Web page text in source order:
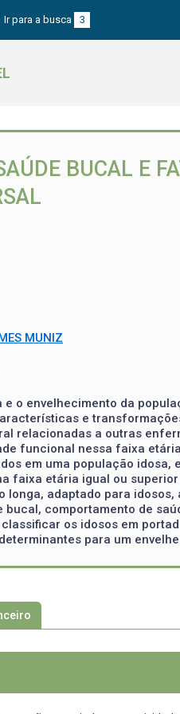
Ir para a busca 3
BUCAL E
MUNIZ
e o envelhecimento da
e
relacionadas a outras
funcional nessa faixa
em uma população idosa,
faixa etária igual ou
longa, adaptado para
bucal, comportamento de
os idosos em
para um